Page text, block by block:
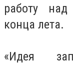
работу
конца лета.
«Идея